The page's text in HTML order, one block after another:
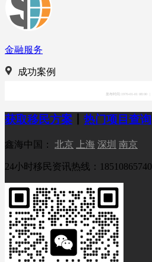
金融服务
成功案例
发布时间:1970-01-01 08:00
获取移民方案 热门项目查询
鑫海中国： 北京 上海 深圳 南京
24小时移民资讯热线：18510865740